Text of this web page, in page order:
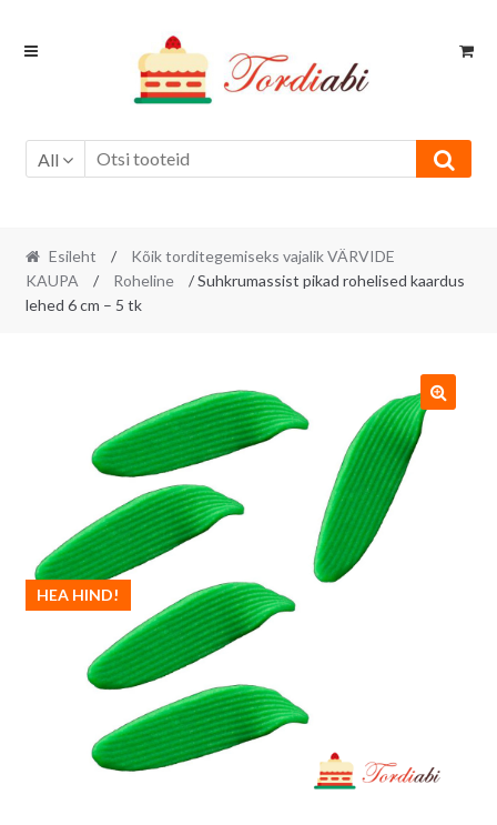
Skip
Skip
All
Esileht /
Kõik torditegemiseks vajalik VÄRVIDE
KAUPA
/ Roheline
/ Suhkrumassist pikad rohelised kaardus
lehed 6 cm – 5 tk
HEA HIND!